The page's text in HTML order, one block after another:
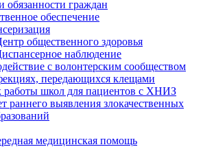
обязанности граждан
обеспечение
общественного здоровья
наблюдение
с волонтерским сообществом
передающихся клещами
работы школ для пациентов с ХНИЗ
раннего выявления злокачественных
медицинская помощь